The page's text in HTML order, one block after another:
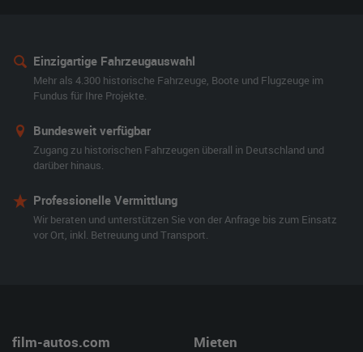
Einzigartige Fahrzeugauswahl
Mehr als 4.300 historische Fahrzeuge, Boote und Flugzeuge im
Fundus für Ihre Projekte.
Bundesweit verfügbar
Zugang zu historischen Fahrzeugen überall in Deutschland und
darüber hinaus.
Professionelle Vermittlung
Wir beraten und unterstützen Sie von der Anfrage bis zum Einsatz
vor Ort, inkl. Betreuung und Transport.
film-autos.com Mieten